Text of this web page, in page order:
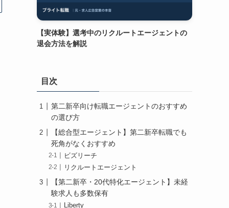
【実体験】選考中のリクルートエージェントの
退会方法を解説
目次
第二新卒向け転職エージェントのおすすめ
の選び方
【総合型エージェント】第二新卒転職でも
死角がなくおすすめ
ビズリーチ
リクルートエージェント
【第二新卒・20代特化エージェント】未経
験求人も多数保有
Liberty